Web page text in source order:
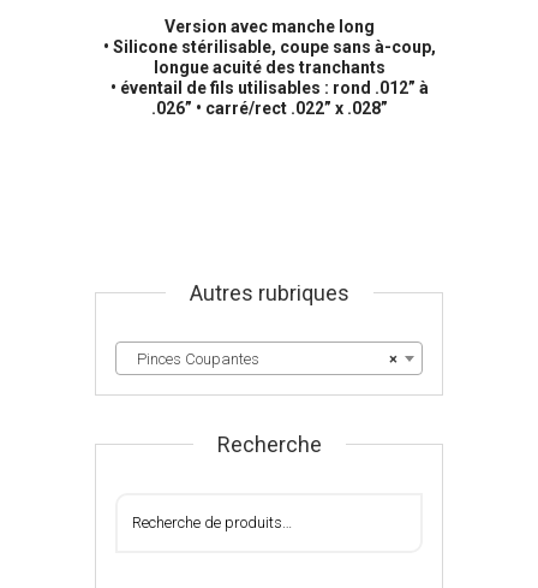
Version avec manche long
• Silicone stérilisable, coupe sans à-coup,
longue acuité des tranchants
• éventail de fils utilisables : rond .012” à
.026” • carré/rect .022” x .028”
Autres rubriques
×
Pinces Coupantes
Recherche